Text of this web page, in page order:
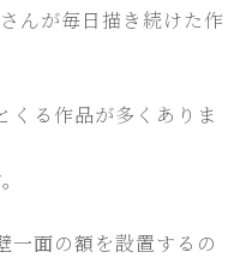
んが毎日描き続けた作
くる作品が多くありま
一面の額を設置するの